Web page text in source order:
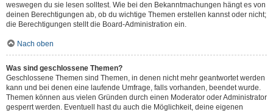
weswegen du sie lesen solltest. Wie bei den Bekanntmachungen hängt es von
deinen Berechtigungen ab, ob du wichtige Themen erstellen kannst oder nicht;
die Berechtigungen stellt die Board-Administration ein.
Nach oben
Was sind geschlossene Themen?
Geschlossene Themen sind Themen, in denen nicht mehr geantwortet werden
kann und bei denen eine laufende Umfrage, falls vorhanden, beendet wurde.
Themen können aus vielen Gründen durch einen Moderator oder Administrator
gesperrt werden. Eventuell hast du auch die Möglichkeit, deine eigenen